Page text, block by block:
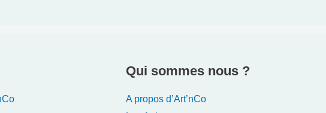
Qui sommes nous ?
A propos d’Art’nCo